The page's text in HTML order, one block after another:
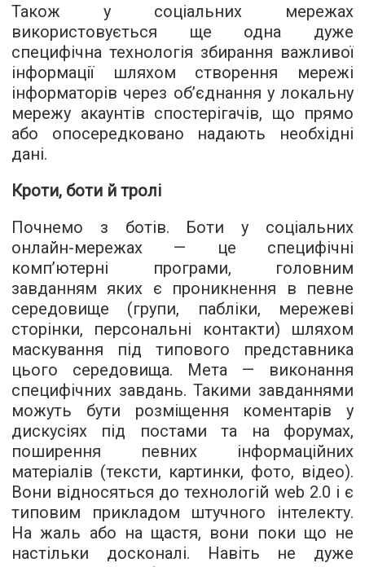
Також у соціальних мережах
використовується ще одна дуже
специфічна технологія збирання важливої
інформації шляхом створення мережі
інформаторів через об’єднання у локальну
мережу акаунтів спостерігачів, що прямо
або опосередковано надають необхідні
дані.
Кроти, боти й тролі
Почнемо з ботів. Боти у соціальних
онлайн-мережах — це специфічні
комп’ютерні програми, головним
завданням яких є проникнення в певне
середовище (групи, пабліки, мережеві
сторінки, персональні контакти) шляхом
маскування під типового представника
цього середовища. Мета — виконання
специфічних завдань. Такими завданнями
можуть бути розміщення коментарів у
дискусіях під постами та на форумах,
поширення певних інформаційних
матеріалів (тексти, картинки, фото, відео).
Вони відносяться до технологій web 2.0 і є
типовим прикладом штучного інтелекту.
На жаль або на щастя, вони поки що не
настільки досконалі. Навіть не дуже